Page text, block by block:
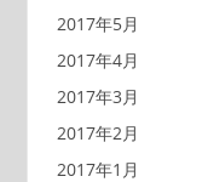
2017年5月
2017年4月
2017年3月
2017年2月
2017年1月